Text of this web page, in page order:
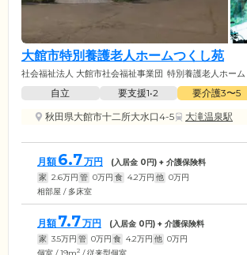
大館市特別養護老人ホームつくし苑
社会福祉法人 大館市社会福祉事業団 特別養護老人ホーム
自立 要支援1•2 要介護3〜5
秋田県大館市十二所大水口4-5
大滝温泉駅
月額 6.7万円 (入居金 0円) + 介護保険料
家 2.6万円 管 0万円 食 4.2万円 他 0万円
相部屋 / 多床室
月額 7.7万円 (入居金 0円) + 介護保険料
家 3.5万円 管 0万円 食 4.2万円 他 0万円
2